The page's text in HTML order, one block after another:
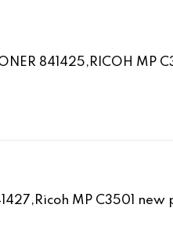
841425,RICOH MP
MP C3501 new